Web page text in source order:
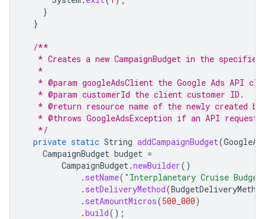
}
}
/**
* Creates a new CampaignBudget in the specified
   *
* @param googleAdsClient the Google Ads API
   * @param customerId the client customer ID.
* @return resource name of the newly created
* @throws GoogleAdsException if an API request
   */
private static String addCampaignBudget(
CampaignBudget budget =
CampaignBudget.newBuilder()
. setName( "Interplanetary Cruise
. setDeliveryMethod(BudgetDeliveryMethod
. setAmountMicros(500_000)
.build();